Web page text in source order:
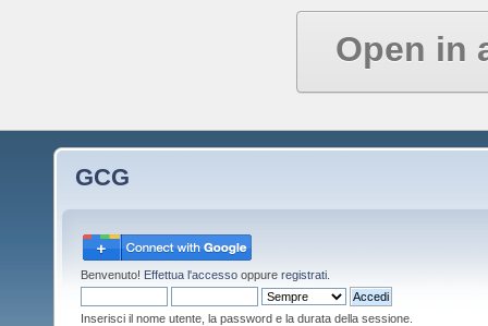
Open in
GCG
Benvenuto! Effettua l'accesso oppure registrati
Inserisci il nome utente, la password e la durata della sessione.